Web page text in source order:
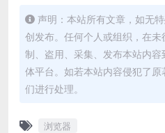
声明：本站所有文章，如无
创发布。任何个人或组织，在
制、盗用、采集、发布本站内
体平台。如若本站内容侵犯了
们进行处理。
浏览器